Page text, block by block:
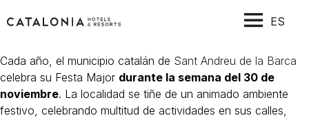
ES
Cada año, el municipio catalán de Sant Andreu de la Barca
celebra su Festa Major durante la semana del 30 de
noviembre. La localidad se tiñe de un animado ambiente
festivo, celebrando multitud de actividades en sus calles,